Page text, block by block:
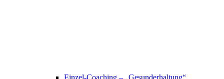
Einzel-Coaching – „Gesunderhaltung“